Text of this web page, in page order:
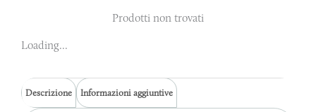
Prodotti non trovati
Loading...
Descrizione Informazioni aggiuntive